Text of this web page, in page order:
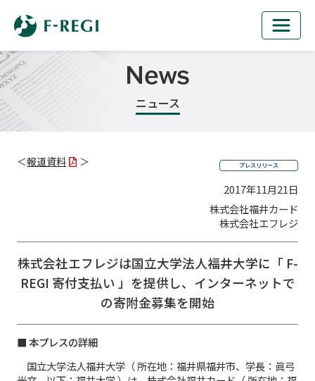
News
ニュース
＜報道資料 ＞ プレスリリース
2017年11月21日
株式会社福井カード
株式会社エフレジ
株式会社エフレジは国立大学法人福井大学に 「 F-
REGI 寄付支払い 」を提供し、インターネットで
の寄附金募集を開始
■ 本プレスの詳細
国立大学法人福井大学（ 所在地：福井県福井市、学長：眞弓